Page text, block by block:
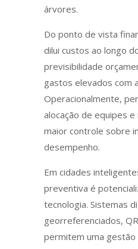
árvores.
Do ponto de vista
dilui custos ao longo
previsibilidade
gastos elevados com
Operacionalmente,
alocação de equipes
maior controle sobre
desempenho.
Em cidades
preventiva é
tecnologia. Sistemas
georreferenciados,
permitem uma gestão